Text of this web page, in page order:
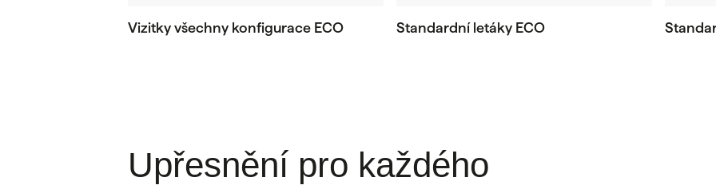
Vizitky všechny konfigurace ECO Standardní letáky ECO
Upřesnění pro každého